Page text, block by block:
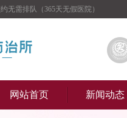
无需排队（365天无假医院）
网站首页 新闻动态